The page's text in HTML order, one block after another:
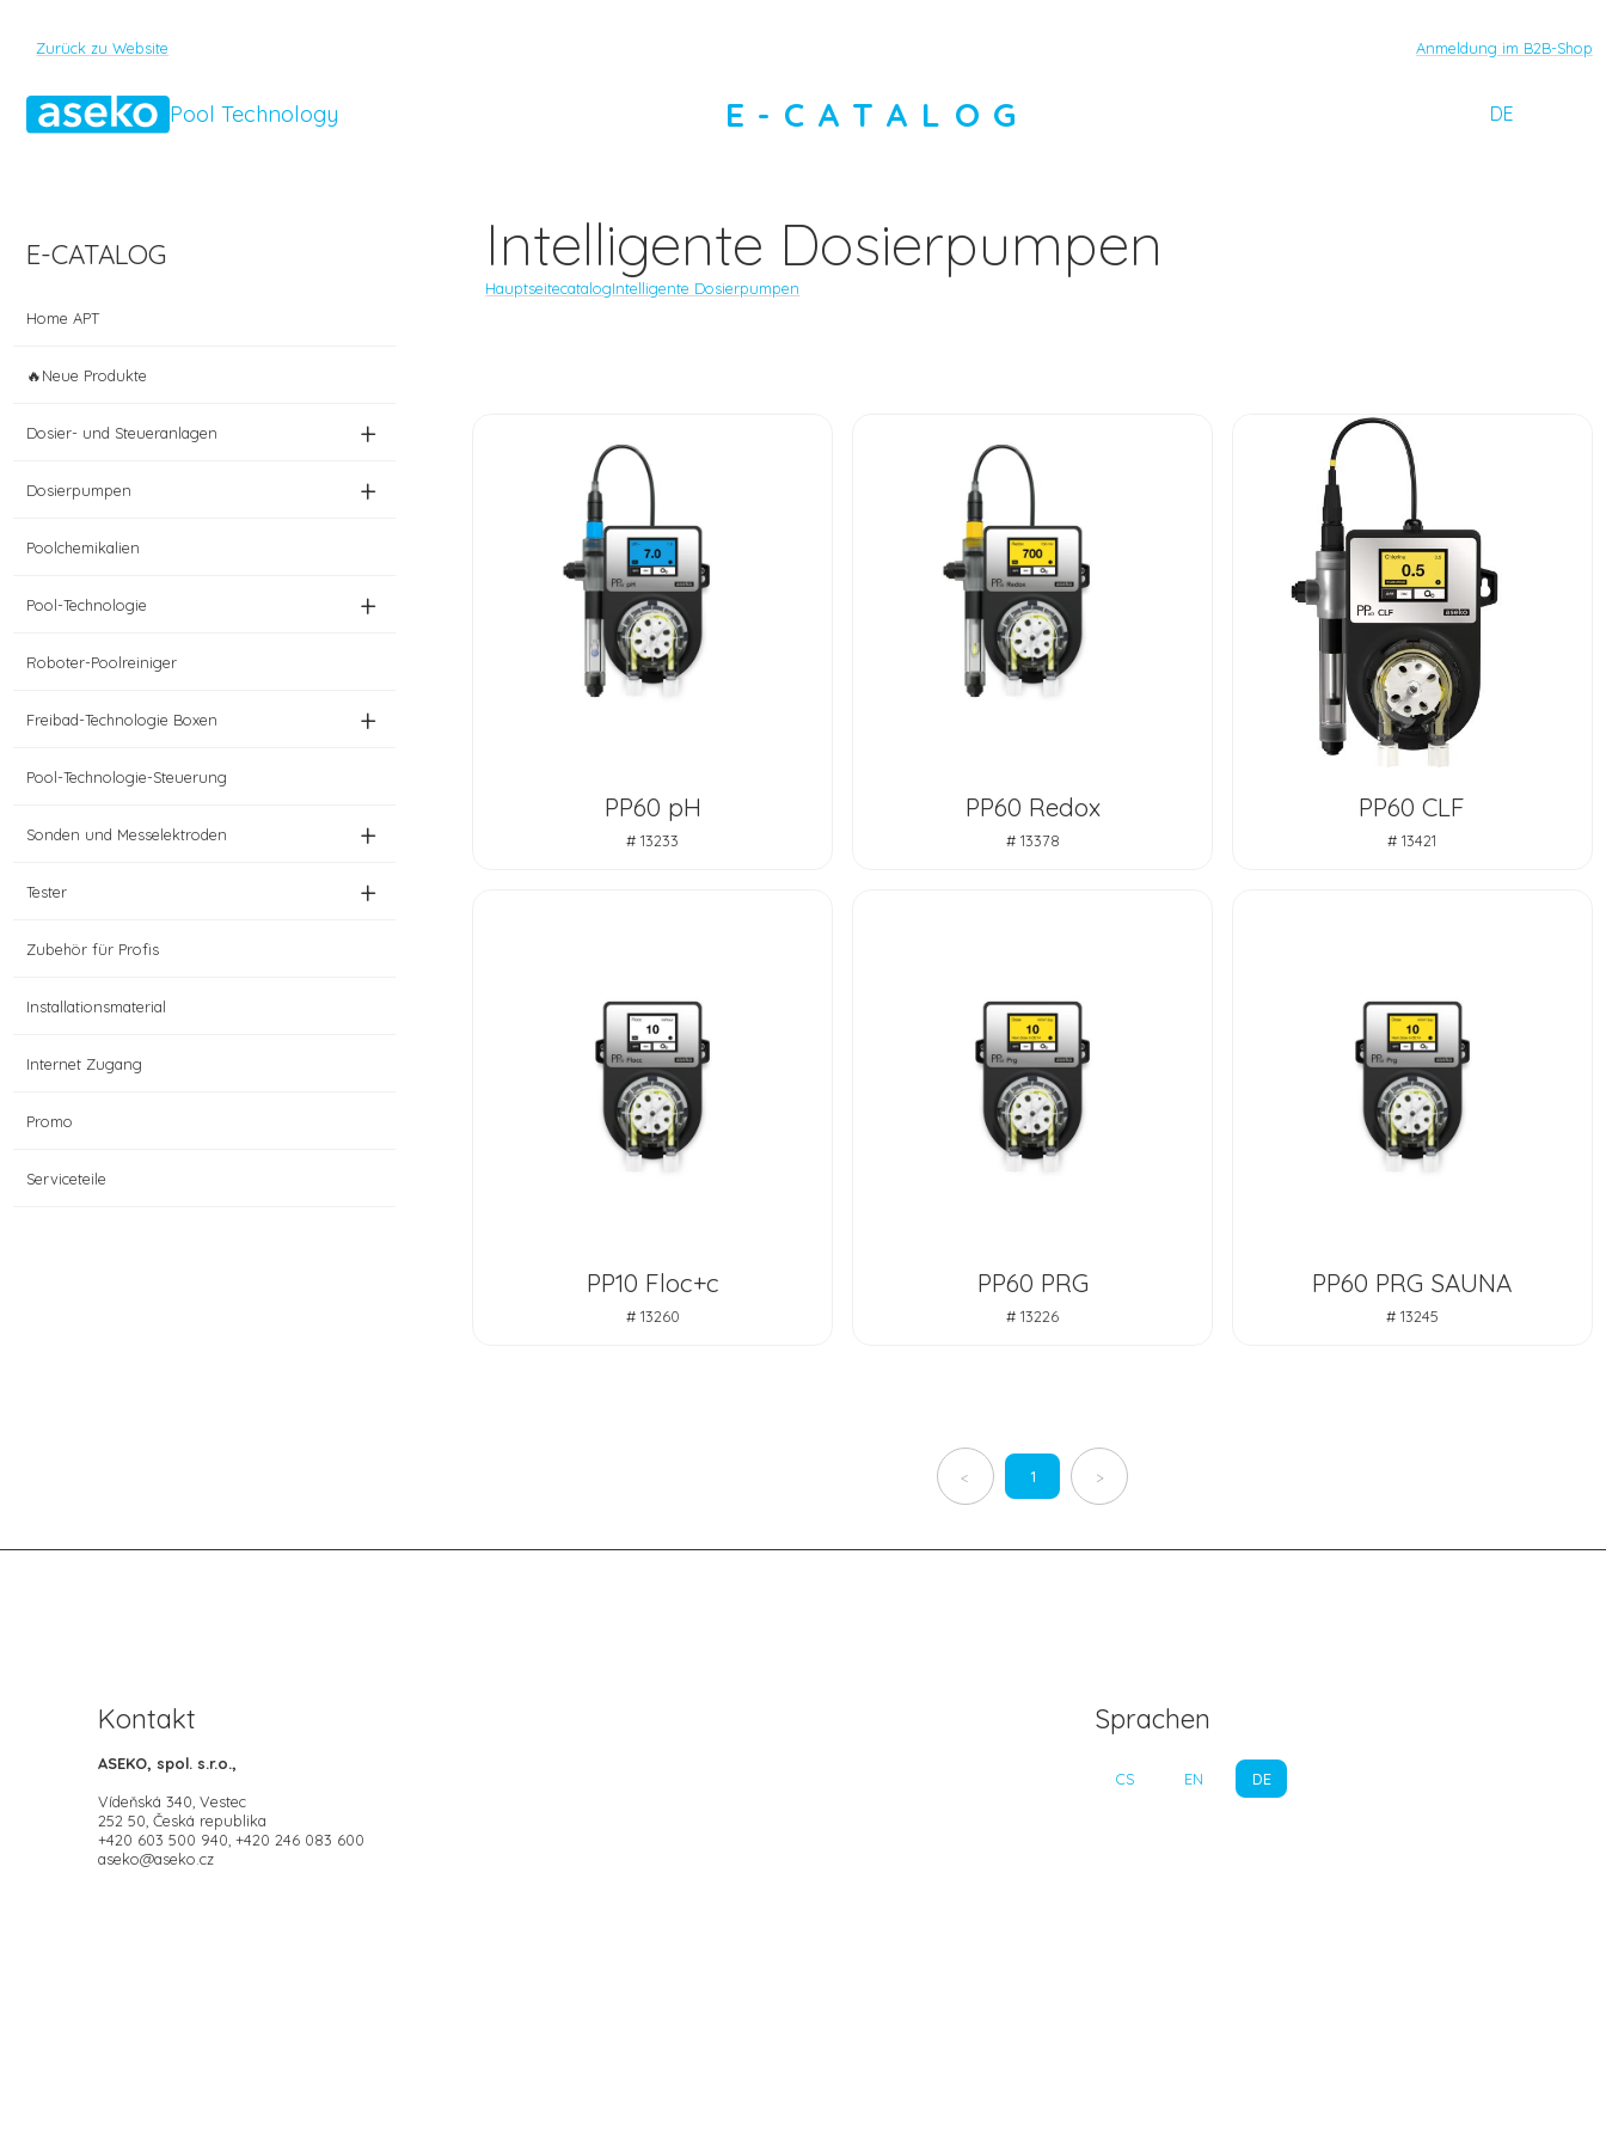
Zurück zu Website Anmeldung im B2B-Shop
Pool Technology E-CATALOG DE
E-CATALOG
Home APT
🔥Neue Produkte
Dosier- und Steueranlagen +
Dosierpumpen +
Poolchemikalien
Pool-Technologie +
Roboter-Poolreiniger
Freibad-Technologie Boxen +
Pool-Technologie-Steuerung
Sonden und Messelektroden +
Tester +
Zubehör für Profis
Installationsmaterial
Internet Zugang
Promo
Serviceteile
Intelligente Dosierpumpen
HauptseitecatalogIntelligente Dosierpumpen
PP60 pH
# 13233
PP60 Redox
# 13378
PP60 CLF
# 13421
PP10 Floc+c
# 13260
PP60 PRG
# 13226
PP60 PRG SAUNA
# 13245
< 1 >
Kontakt
ASEKO, spol. s.r.o.,
Vídeňská 340, Vestec
252 50, Česká republika
+420 603 500 940, +420 246 083 600
aseko@aseko.cz
Sprachen
CS EN DE